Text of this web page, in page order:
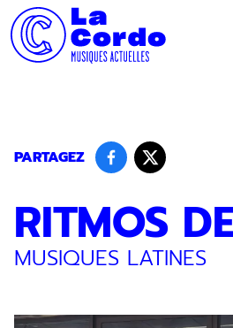
Panneau de gestion des cookies
PARTAGEZ
RITMOS
MUSIQUES LATINES